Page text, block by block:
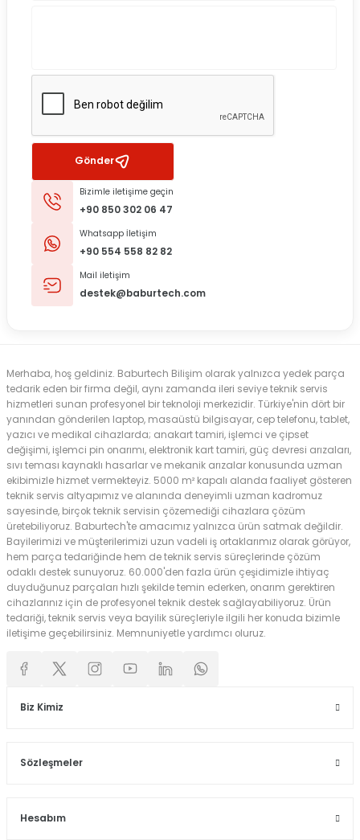
Gönder
Bizimle iletişime geçin
+90 850 302 06 47
Whatsapp İletişim
+90 554 558 82 82
Mail iletişim
destek@baburtech.com
Merhaba, hoş geldiniz. Baburtech Bilişim olarak yalnızca yedek parça
tedarik eden bir firma değil, aynı zamanda ileri seviye teknik servis
hizmetleri sunan profesyonel bir teknoloji merkezidir. Türkiye'nin dört bir
yanından gönderilen laptop, masaüstü bilgisayar, cep telefonu, tablet,
yazıcı ve medikal cihazlarda; anakart tamiri, işlemci ve çipset
değişimi, işlemci pin onarımı, elektronik kart tamiri, güç devresi arızaları,
sıvı teması kaynaklı hasarlar ve mekanik arızalar konusunda uzman
ekibimizle hizmet vermekteyiz. 5000 m² kapalı alanda faaliyet gösteren
teknik servis altyapımız ve alanında deneyimli uzman kadromuz
sayesinde, birçok teknik servisin çözemediği cihazlara çözüm
üretebiliyoruz. Baburtech'te amacımız yalnızca ürün satmak değildir.
Bayilerimizi ve müşterilerimizi uzun vadeli iş ortaklarımız olarak görüyor,
hem parça tedariğinde hem de teknik servis süreçlerinde çözüm
odaklı destek sunuyoruz. 60.000'den fazla ürün çeşidimizle ihtiyaç
duyduğunuz parçaları hızlı şekilde temin ederken, onarım gerektiren
cihazlarınız için de profesyonel teknik destek sağlayabiliyoruz. Ürün
tedariği, teknik servis veya bayilik süreçleriyle ilgili her konuda bizimle
iletişime geçebilirsiniz. Memnuniyetle yardımcı oluruz.
Biz Kimiz
Sözleşmeler
Hesabım